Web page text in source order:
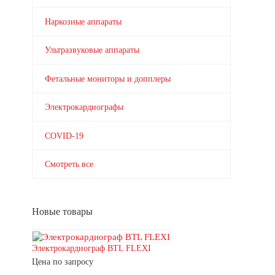
Наркозные аппараты
Ультразвуковые аппараты
Фетальные мониторы и допплеры
Электрокардиографы
COVID-19
Смотреть все
Новые товары
Электрокардиограф BTL FLEXI
Цена по запросу